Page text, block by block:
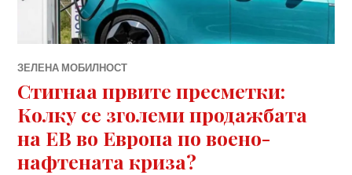
ЗЕЛЕНА МОБИЛНОСТ
Стигнаа првите пресметки:
Колку се зголеми продажбата
на ЕВ во Европа по воено-
нафтената криза?